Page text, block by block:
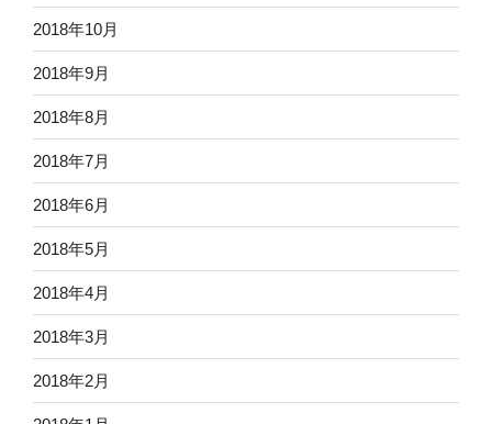
2018年10月
2018年9月
2018年8月
2018年7月
2018年6月
2018年5月
2018年4月
2018年3月
2018年2月